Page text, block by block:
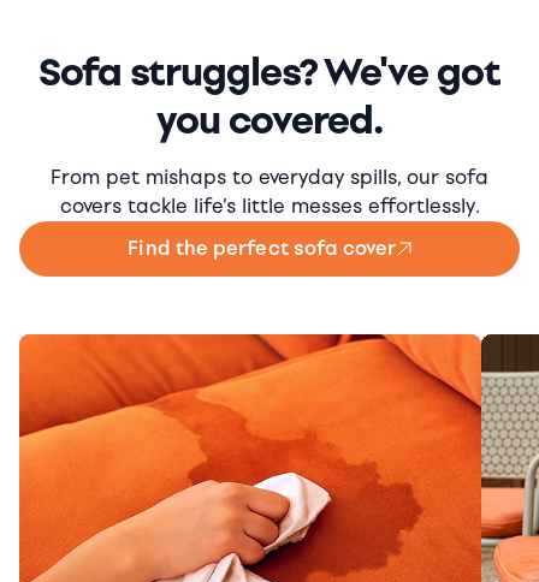
Sofa struggles? We've got
you covered.
From pet mishaps to everyday spills, our sofa
covers tackle life's little messes effortlessly.
Find the perfect sofa cover